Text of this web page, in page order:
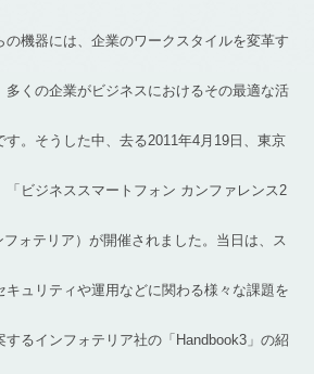
の機器には、企業のワークスタイルを変革す
多くの企業がビジネスにおけるその最適な活
す。そうした中、去る2011年4月19日、東京
「ビジネススマートフォン カンファレンス2
フォテリア）が開催されました。当日は、ス
キュリティや運用などに関わる様々な課題を
るインフォテリア社の「Handbook3」の紹